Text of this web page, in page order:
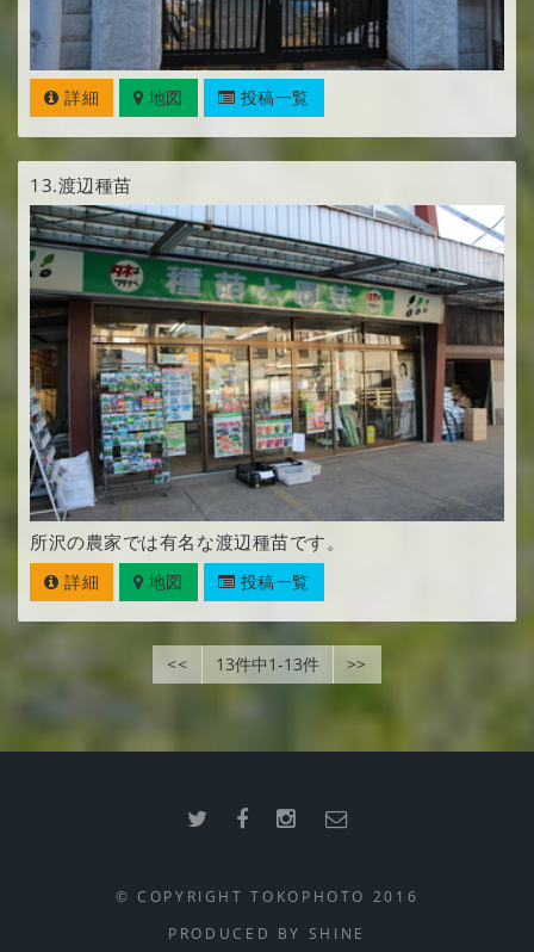
詳細 地図 投稿一覧
13.渡辺種苗
所沢の農家では有名な渡辺種苗です。
詳細 地図 投稿一覧
<< 13件中1-13件 >>
© COPYRIGHT TOKOPHOTO 2016
PRODUCED BY SHINE